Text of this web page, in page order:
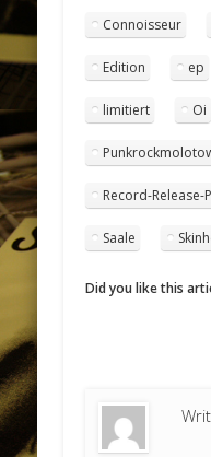
Connoisseur
Edition ep
limitiert Oi
Record-Release-
Saale
Did you like this